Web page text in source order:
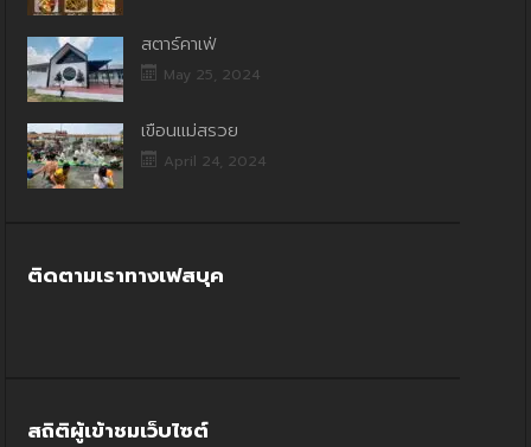
สตาร์คาเฟ่
May 25, 2024
เขื่อนแม่สรวย
April 24, 2024
ติดตามเราทางเฟสบุค
สถิติผู้เข้าชมเว็บไซต์